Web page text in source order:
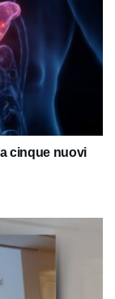
cinque nuovi